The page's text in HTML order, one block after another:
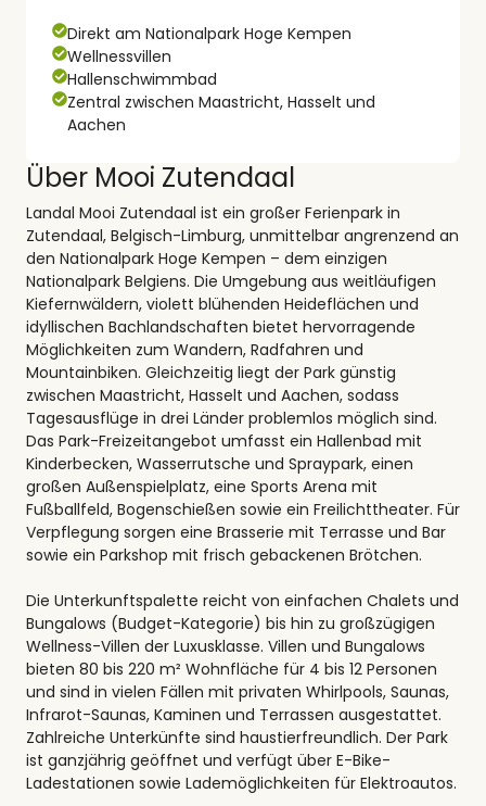
Direkt am Nationalpark Hoge Kempen
Wellnessvillen
Hallenschwimmbad
Zentral zwischen Maastricht, Hasselt und
Aachen
Über Mooi Zutendaal
Landal Mooi Zutendaal ist ein großer Ferienpark in
Zutendaal, Belgisch-Limburg, unmittelbar angrenzend an
den Nationalpark Hoge Kempen – dem einzigen
Nationalpark Belgiens. Die Umgebung aus weitläufigen
Kiefernwäldern, violett blühenden Heideflächen und
idyllischen Bachlandschaften bietet hervorragende
Möglichkeiten zum Wandern, Radfahren und
Mountainbiken. Gleichzeitig liegt der Park günstig
zwischen Maastricht, Hasselt und Aachen, sodass
Tagesausflüge in drei Länder problemlos möglich sind.
Das Park-Freizeitangebot umfasst ein Hallenbad mit
Kinderbecken, Wasserrutsche und Spraypark, einen
großen Außenspielplatz, eine Sports Arena mit
Fußballfeld, Bogenschießen sowie ein Freilichttheater. Für
Verpflegung sorgen eine Brasserie mit Terrasse und Bar
sowie ein Parkshop mit frisch gebackenen Brötchen.
Die Unterkunftspalette reicht von einfachen Chalets und
Bungalows (Budget-Kategorie) bis hin zu großzügigen
Wellness-Villen der Luxusklasse. Villen und Bungalows
bieten 80 bis 220 m² Wohnfläche für 4 bis 12 Personen
und sind in vielen Fällen mit privaten Whirlpools, Saunas,
Infrarot-Saunas, Kaminen und Terrassen ausgestattet.
Zahlreiche Unterkünfte sind haustierfreundlich. Der Park
ist ganzjährig geöffnet und verfügt über E-Bike-
Ladestationen sowie Lademöglichkeiten für Elektroautos.